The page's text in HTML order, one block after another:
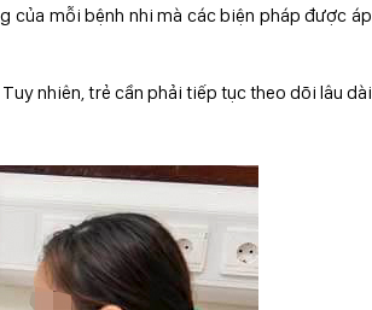
của mỗi bệnh nhi mà các biện pháp được áp
nhiên, trẻ cần phải tiếp tục theo dõi lâu dài